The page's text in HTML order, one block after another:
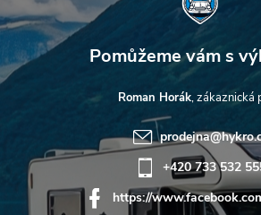
Roman Horák
prodejna@
+420 733 532
https://